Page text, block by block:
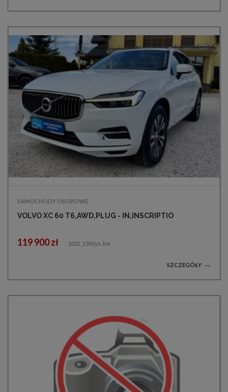
SAMOCHODY OSOBOWE
VOLVO XC 60 T6,AWD,PLUG - IN,INSCRIPTIO
119 900 zł 2021, 120 tys. km
SZCZEGÓŁY